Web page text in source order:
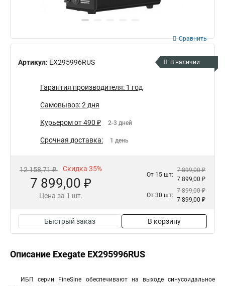
Артикул: EX295996RUS
Сравнить
В наличии
Гарантия производителя: 1 год
Самовывоз: 2 дня
Курьером от 490 ₽ 2-3 дней
Срочная доставка: 1 день
12 158,71 ₽ Скидка 35%
7 899,00 ₽
Цена за 1 шт.
От 15 шт:
7 899,00 ₽
7 899,00 ₽
От 30 шт:
7 899,00 ₽
7 899,00 ₽
Быстрый заказ В корзину
Описание Exegate EX295996RUS
ИБП серии FineSine обеспечивают на выходе синусоидальное